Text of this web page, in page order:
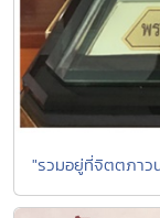
"รวมอยู่ที่จิตตภา